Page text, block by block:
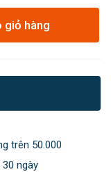
giỏ hàng
trên 50.000
ngày